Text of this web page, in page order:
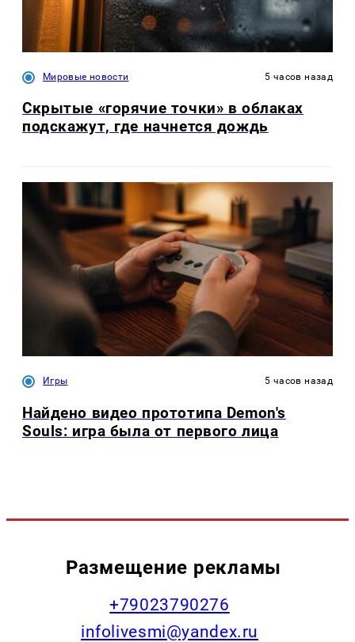
Мировые новости 5 часов назад
Скрытые «горячие точки» в облаках
подскажут, где начнется дождь
Игры 5 часов назад
Найдено видео прототипа Demon's
Souls: игра была от первого лица
Размещение рекламы
+79023790276
infolivesmi@yandex.ru